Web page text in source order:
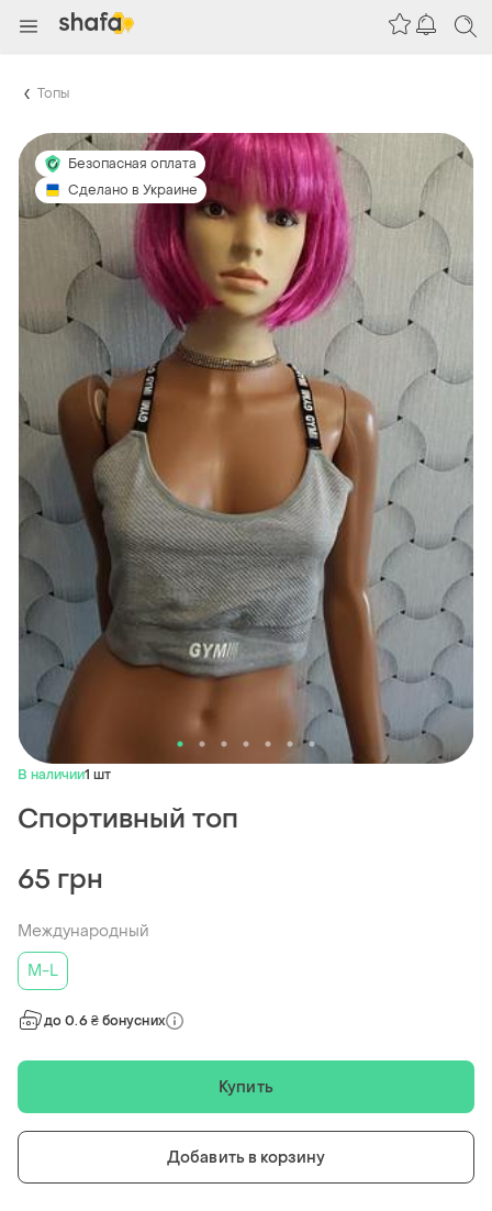
Топы
Безопасная оплата
Сделано в Украине
В наличии1 шт
Спортивный топ
65 грн
Международный
M-L
до 0.6 ₴ бонусних
Купить
Добавить в корзину